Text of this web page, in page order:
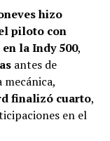
hizo
piloto con
la Indy 500,
antes de
finalizó cuarto,
en el